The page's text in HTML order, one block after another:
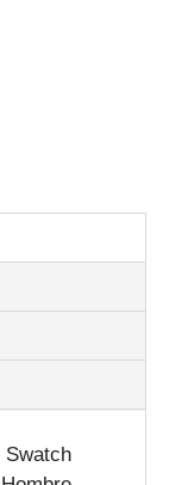
Swatch